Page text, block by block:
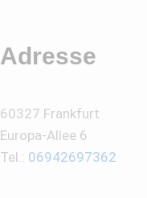
Adresse
60327 Frankfurt
Europa-Allee 6
Tel.: 06942697362